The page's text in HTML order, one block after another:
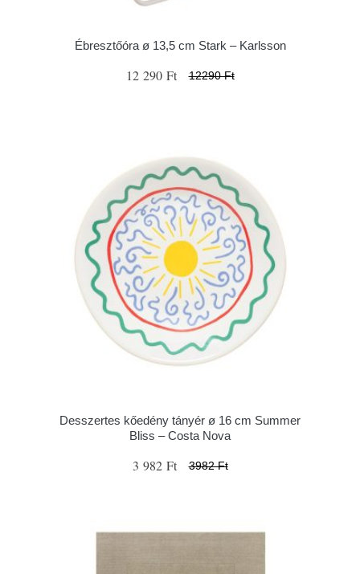
Ébresztőóra ø 13,5 cm Stark – Karlsson
12 290 Ft 12290 Ft
Desszertes kőedény tányér ø 16 cm Summer
Bliss – Costa Nova
3 982 Ft 3982 Ft